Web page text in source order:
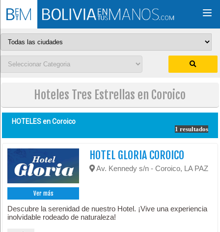
Hoteles Tres Estrellas en Coroico
HOTELES enCoroico
1 resultados
Ver más
HOTEL GLORIA COROICO
Av. Kennedy s/n - Coroico, LA PAZ
Descubre la serenidad de nuestro Hotel. ¡Vive una experiencia
inolvidable rodeado de naturaleza!